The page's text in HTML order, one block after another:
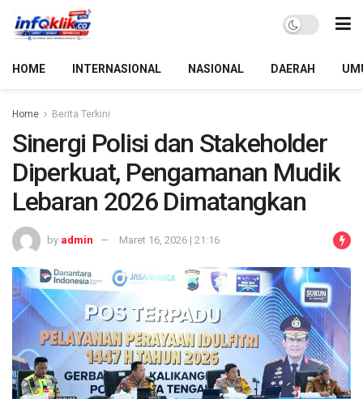
HOME INTERNASIONAL NASIONAL DAERAH
Home Berita Terkini
Sinergi Polisi dan Stakeholder
Diperkuat, Pengamanan Mudik
Lebaran 2026 Dimatangkan
by admin Maret 16, 2026 | 21:16